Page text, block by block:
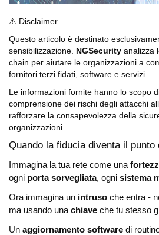
⚠️ Disclaimer
Questo articolo è destinato
sensibilizzazione. NGSecurity analizza
chain per aiutare le organizzazioni a
fornitori terzi fidati, software e servizi.
Le informazioni fornite hanno lo scopo
comprensione dei rischi degli attacchi
rafforzare la consapevolezza della
organizzazioni.
Quando la fiducia diventa il punto
Immagina la tua rete come una
ogni porta sorvegliata, ogni sistema
Ora immagina un intruso che entra -
ma usando una chiave che tu stesso
Un aggiornamento software di